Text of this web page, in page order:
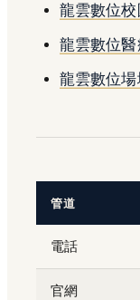
龍雲數位
龍雲數位
龍雲數位
管道
電話
官網